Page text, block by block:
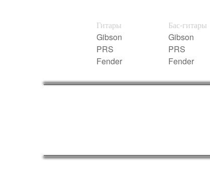
Гитары
Gibson
PRS
Fender
Бас-гитары
Gibson
PRS
Fender